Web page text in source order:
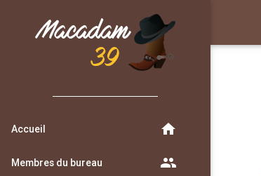
home
Accueil
people
Membres du bureau